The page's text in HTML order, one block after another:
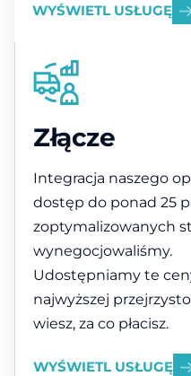
WYŚWIETL USŁUGĘ
Złącze
Integracja naszego
dostęp do ponad 25
zoptymalizowanych
wynegocjowaliśmy.
Udostępniamy te
najwyższej
wiesz, za co płacisz.
WYŚWIETL USŁUGĘ